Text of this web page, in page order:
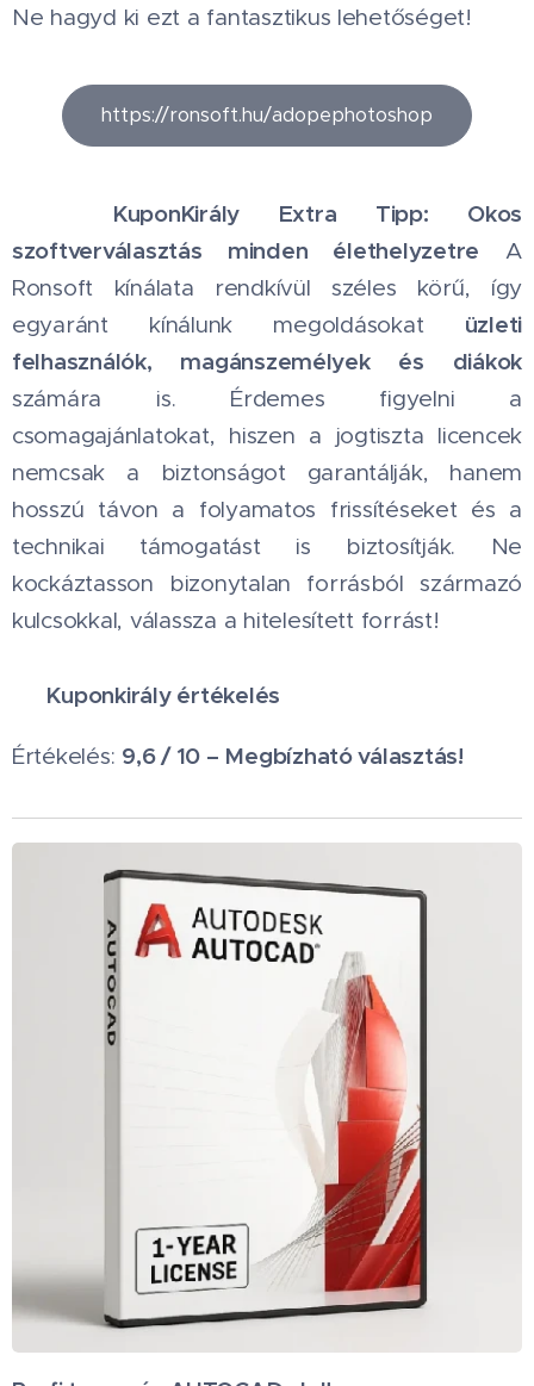
Ne hagyd ki ezt a fantasztikus lehetőséget! 🚀
https://ronsoft.hu/adopephotoshop
KuponKirály Extra Tipp: Okos
szoftverválasztás minden élethelyzetre A
Ronsoft kínálata rendkívül széles körű, így
egyaránt kínálunk megoldásokat üzleti
felhasználók, magánszemélyek és diákok
számára is. Érdemes figyelni a
csomagajánlatokat, hiszen a jogtiszta licencek
nemcsak a biztonságot garantálják, hanem
hosszú távon a folyamatos frissítéseket és a
technikai támogatást is biztosítják. Ne
kockáztasson bizonytalan forrásból származó
kulcsokkal, válassza a hitelesített forrást!
Kuponkirály értékelés
Értékelés: 9,6 / 10 – Megbízható választás!